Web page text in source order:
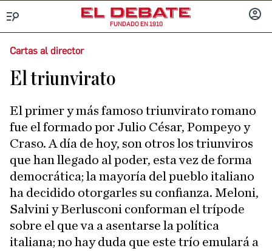
FUNDADO EN 1910
Cartas al director
El triunvirato
El primer y más famoso triunvirato romano
fue el formado por Julio César, Pompeyo y
Craso. A día de hoy, son otros los triunviros
que han llegado al poder, esta vez de forma
democrática; la mayoría del pueblo italiano
ha decidido otorgarles su confianza. Meloni,
Salvini y Berlusconi conforman el trípode
sobre el que va a asentarse la política
italiana; no hay duda que este trío emulará a